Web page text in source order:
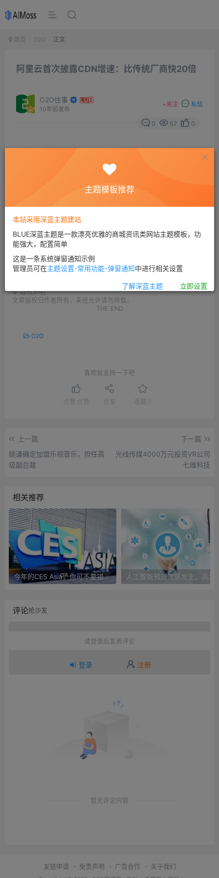
首页 O2O 正文
阿里云首次披露CDN增速：比传统厂商快20倍
O2O往事
10年前发布
+关注 私信
0 67 0
提出CloudDeliveryNetwork(云分发网络)理念。新版
方案以及大数据分析、HTTPS加速等新功能，为客户提供
年云CDN客户数已突破10万，客户规模是传统CDN厂商客
户之和的20倍；营收同比增长800%，增速比传统服务商
增速快约20倍。
©版权声明
文章版权归作者所有，未经允许请勿转载。
THE END
O2O
喜欢就支持一下吧
点赞 点赞 分享 收藏 0
上一篇
姚谦确定加盟乐视音乐，担任高
级副总裁
下一篇
光线传媒4000万元投资VR公司
七维科技
相关推荐
今年的CES Asia，你可不要错过这些自动驾驶看点
评论抢沙发
请登录后发表评论
登录 注册
暂无评论内容
友链申请 免责声明 广告合作 关于我们
主题模板推荐
本站采用深蓝主题建站
BLUE深蓝主题是一款漂亮优雅的商城资讯类网站主题模板，功
能强大，配置简单
这是一条系统弹窗通知示例
管理员可在主题设置-常用功能-弹窗通知中进行相关设置
了解深蓝主题 立即设置